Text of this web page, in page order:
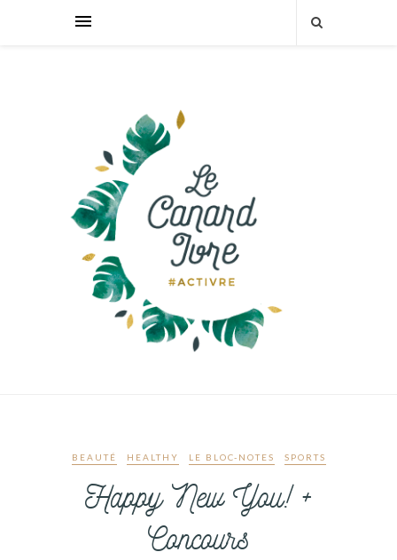
BEAUTÉ HEALTHY LE BLOC-NOTES SPORTS
Happy New You! +
Concours